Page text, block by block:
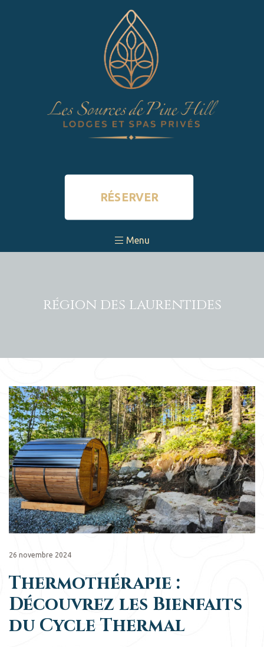
RÉSERVER
Menu
région des laurentides
Thermothérapie :
Découvrez les Bienfaits
du Cycle Thermal
26 novembre 2024